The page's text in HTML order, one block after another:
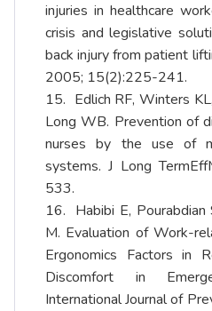
injuries in healthcare
crisis and legislative
back injury from patient
2005; 15(2):225-241.
15. Edlich RF, Winters
Long WB. Prevention of
nurses by the use of
systems. J Long
533.
16. Habibi E, Pourabdian
M. Evaluation of Work-
Ergonomics Factors in
Discomfort in
International Journal of